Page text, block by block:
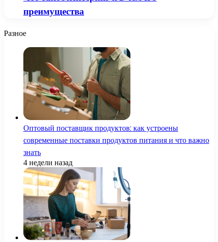
преимущества
Разное
Оптовый поставщик продуктов: как устроены
современные поставки продуктов питания и что важно
знать
4 недели назад